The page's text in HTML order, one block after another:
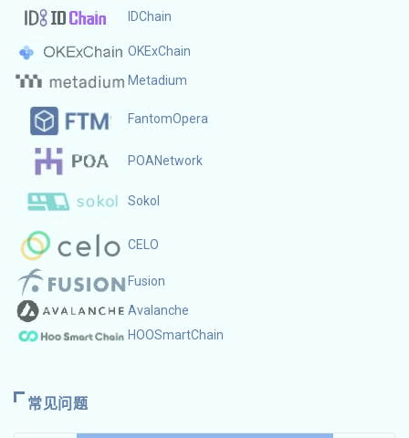
IDChain
OKExChain
Metadium
FantomOpera
POANetwork
Sokol
CELO
Fusion
Avalanche
HOOSmartChain
常见问题